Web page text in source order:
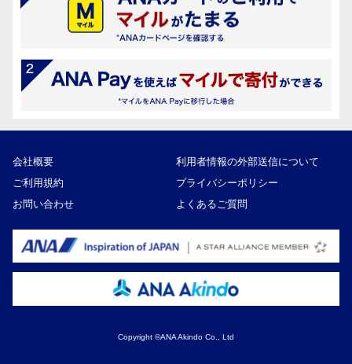
会社概要
利用者情報の外部送信について
ご利用規約
プライバシーポリシー
お問い合わせ
よくあるご質問
Copyright ©ANA Akindo Co., Ltd